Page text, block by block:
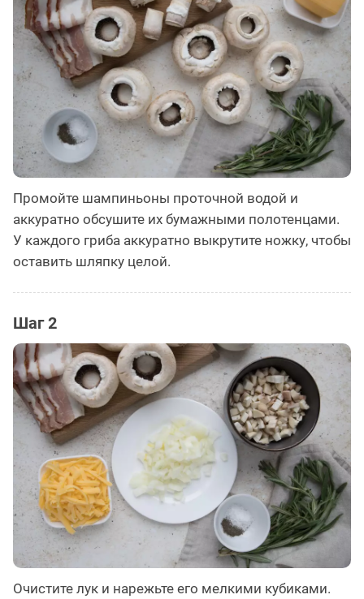
Промойте шампиньоны проточной водой и
аккуратно обсушите их бумажными полотенцами.
У каждого гриба аккуратно выкрутите ножку, чтобы
оставить шляпку целой.
Шаг 2
Очистите лук и нарежьте его мелкими кубиками.